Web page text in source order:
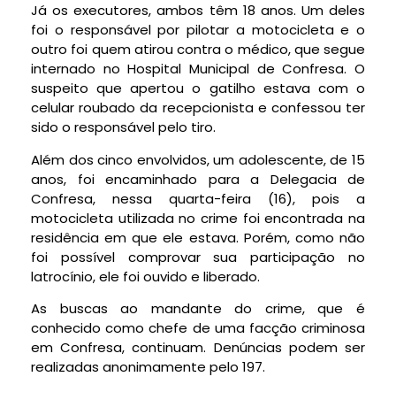
Já os executores, ambos têm 18 anos. Um deles
foi o responsável por pilotar a motocicleta e o
outro foi quem atirou contra o médico, que segue
internado no Hospital Municipal de Confresa. O
suspeito que apertou o gatilho estava com o
celular roubado da recepcionista e confessou ter
sido o responsável pelo tiro.
Além dos cinco envolvidos, um adolescente, de 15
anos, foi encaminhado para a Delegacia de
Confresa, nessa quarta-feira (16), pois a
motocicleta utilizada no crime foi encontrada na
residência em que ele estava. Porém, como não
foi possível comprovar sua participação no
latrocínio, ele foi ouvido e liberado.
As buscas ao mandante do crime, que é
conhecido como chefe de uma facção criminosa
em Confresa, continuam. Denúncias podem ser
realizadas anonimamente pelo 197.